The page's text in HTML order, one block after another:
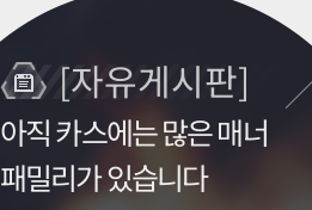
[자유게시판]
아직 카스에는 많은 매너
패밀리가 있습니다